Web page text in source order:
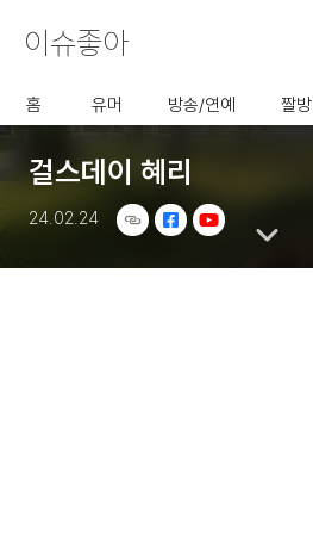
사용할 공유 링크를 선택 해 주
이슈좋아
홈 유머 방송/연예 짤방
걸스데이 혜리
24.02.24